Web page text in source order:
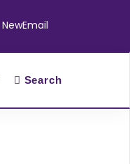
|January-June/2025
NewEmail
Search